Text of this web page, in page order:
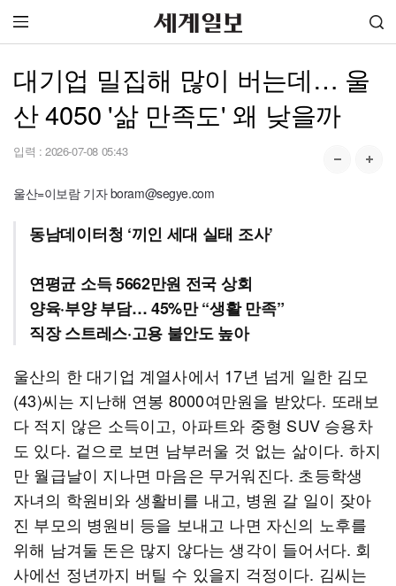
대기업 밀집해 많이 버는데… 울
산 4050 '삶 만족도' 왜 낮을까
입력 : 2026-07-08 05:43
울산=이보람 기자 boram@segye.com
동남데이터청 ‘끼인 세대 실태 조사’
연평균 소득 5662만원 전국 상회
양육·부양 부담… 45%만 “생활 만족”
직장 스트레스·고용 불안도 높아
울산의 한 대기업 계열사에서 17년 넘게 일한 김모
(43)씨는 지난해 연봉 8000여만원을 받았다. 또래보
다 적지 않은 소득이고, 아파트와 중형 SUV 승용차
도 있다. 겉으로 보면 남부러울 것 없는 삶이다. 하지
만 월급날이 지나면 마음은 무거워진다. 초등학생
자녀의 학원비와 생활비를 내고, 병원 갈 일이 잦아
진 부모의 병원비 등을 보내고 나면 자신의 노후를
위해 남겨둘 돈은 많지 않다는 생각이 들어서다. 회
사에선 정년까지 버틸 수 있을지 걱정이다. 김씨는